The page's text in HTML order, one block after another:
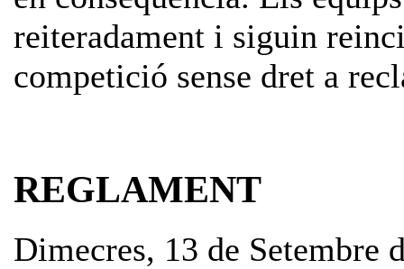
reiteradament i siguin
competició sense dret a
REGLAMENT
Dimecres, 13 de Setembre